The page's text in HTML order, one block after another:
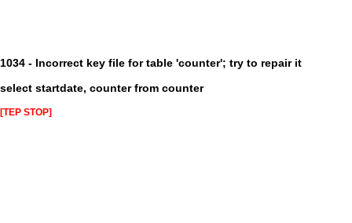
1034 - Incorrect key file for table 'counter'; try to repair it
select startdate, counter from counter
[TEP STOP]